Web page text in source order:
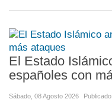
El Estado
españoles con
Sábado, 08 Agosto 2026